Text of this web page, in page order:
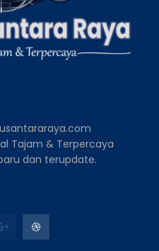
Tajam & Terpercaya
dan terupdate.